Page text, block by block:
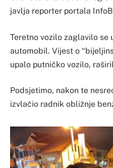
javlja reporter portala
Teretno vozilo zaglavilo se
automobil. Vijest o
upalo putničko vozilo,
Podsjetimo, nakon te
izvlačio radnik obližnje